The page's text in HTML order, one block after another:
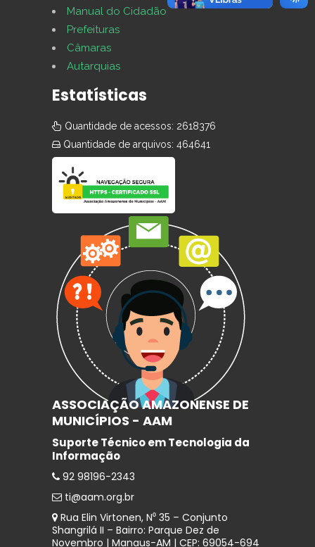
Manual do Cidadão
Prefeituras
Câmaras
Autarquias
Estatísticas
Quantidade de acessos: 2618376
Quantidade de arquivos: 464641
ASSOCIAÇÃO AMAZONENSE DE
MUNICÍPIOS - AAM
Suporte Técnico em Tecnologia da
Informação
92 98196-2343
ti@aam.org.br
Rua Elin Virtonen, N⁰ 35 – Conjunto
Shangrilá II – Bairro: Parque Dez de
Novembro | Manaus-AM | CEP: 69054-694